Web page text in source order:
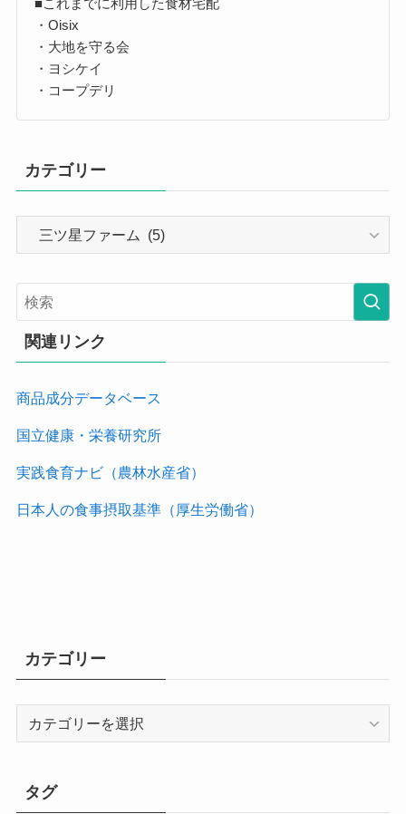
■これまでに利用した食材宅配
・Oisix
・大地を守る会
・ヨシケイ
・コープデリ
カテゴリー
リ
ー
関連リンク
商品成分データベース
国立健康・栄養研究所
実践食育ナビ（農林水産省）
日本人の食事摂取基準（厚生労働省）
カテゴリー
ー
タグ